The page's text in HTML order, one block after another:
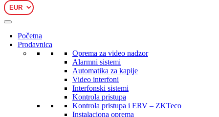
Početna
Prodavnica
Oprema za video nadzor
Alarmni sistemi
Automatika za kapije
Video interfoni
Interfonski sistemi
Kontrola pristupa
Kontrola pristupa i ERV – ZKTeco
Instalaciona oprema